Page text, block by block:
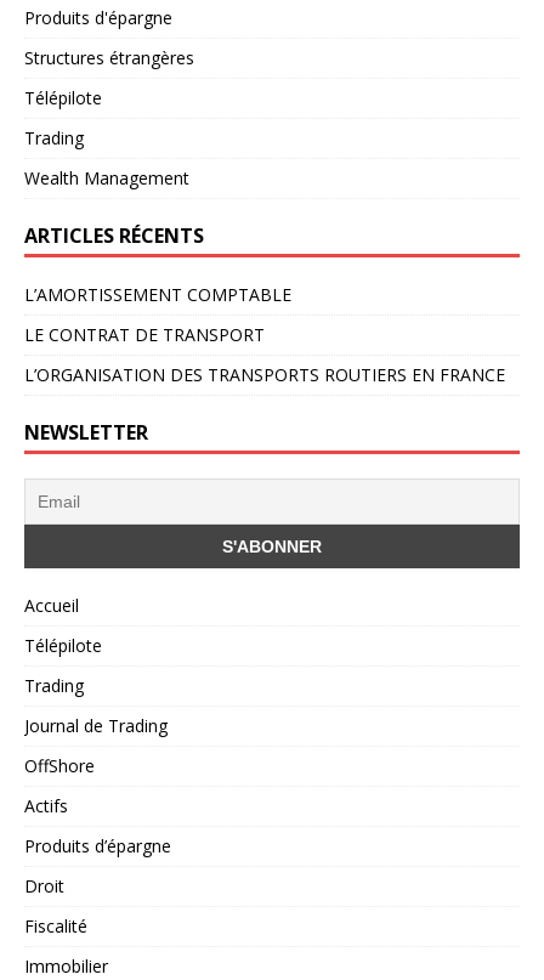
Produits d'épargne
Structures étrangères
Télépilote
Trading
Wealth Management
ARTICLES RÉCENTS
L’AMORTISSEMENT COMPTABLE
LE CONTRAT DE TRANSPORT
L’ORGANISATION DES TRANSPORTS ROUTIERS EN FRANCE
NEWSLETTER
Accueil
Télépilote
Trading
Journal de Trading
OffShore
Actifs
Produits d’épargne
Droit
Fiscalité
Immobilier